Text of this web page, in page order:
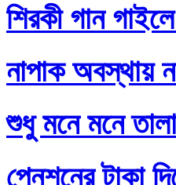
শিরকী গান
নাপাক অবস্থায়
শুধু মনে মনে
পেনশনের টাকা